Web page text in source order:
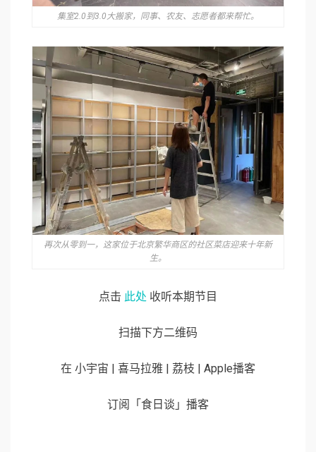
集室2.0到3.0大搬家，同事、农友、志愿者都来帮忙。
再次从零到一，这家位于北京繁华商区的社区菜店迎来十年新
生。
点击 此处 收听本期节目
扫描下方二维码
在 小宇宙 | 喜马拉雅 | 荔枝 | Apple播客
订阅「食日谈」播客